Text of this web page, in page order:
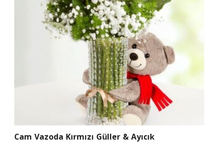
Cam Vazoda Kırmızı Güller & Ayıcık